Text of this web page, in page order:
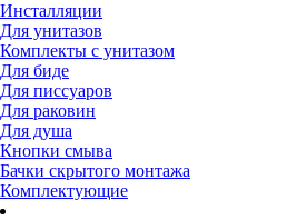
Инсталляции
Для унитазов
Комплекты с унитазом
Для биде
Для писсуаров
Для раковин
Для душа
Кнопки смыва
Бачки скрытого монтажа
Комплектующие